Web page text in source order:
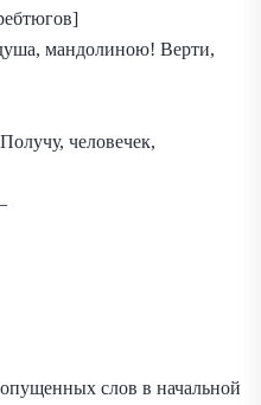
мандолиною! Верти,
человечек,
слов в начальной